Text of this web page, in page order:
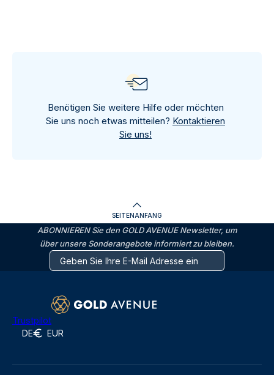
Benötigen Sie weitere Hilfe oder möchten
Sie uns noch etwas mitteilen? Kontaktieren
Sie uns!
SEITENANFANG
ABONNIEREN Sie den GOLD AVENUE Newsletter, um
über unsere Sonderangebote informiert zu bleiben.
Trustpilot
DE EUR